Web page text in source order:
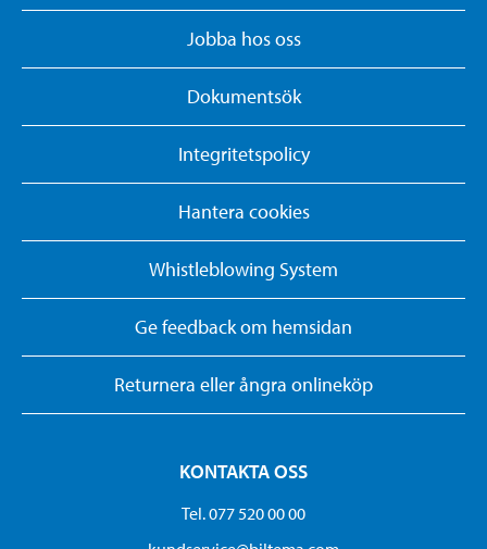
Jobba hos oss
Dokumentsök
Integritetspolicy
Hantera cookies
Whistleblowing System
Ge feedback om hemsidan
Returnera eller ångra onlineköp
KONTAKTA OSS
Tel. 077 520 00 00